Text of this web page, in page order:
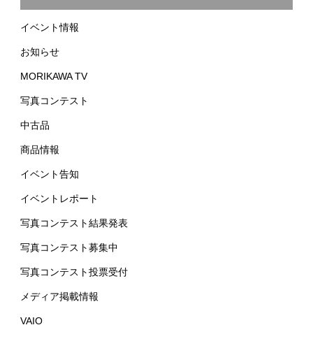
イベント情報
お知らせ
MORIKAWA TV
写真コンテスト
中古品
商品情報
イベント告知
イベントレポート
写真コンテスト結果発表
写真コンテスト募集中
写真コンテスト投票受付
メディア掲載情報
VAIO